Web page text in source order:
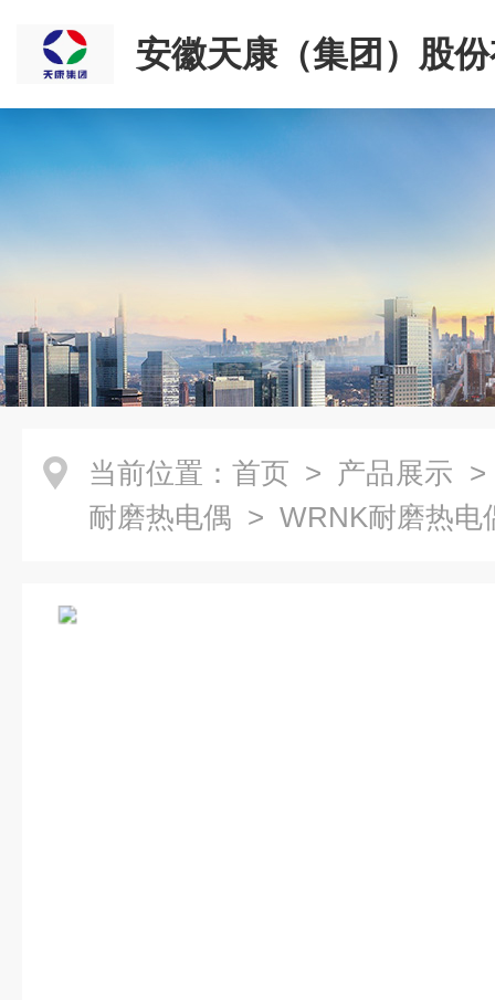
安徽天康（集团）股
司
当前位置： 首页 > 产品展示
耐磨热电偶 > WRNK耐磨热电